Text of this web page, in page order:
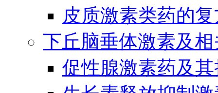
皮质激素类药的
下丘脑垂体激素及
促性腺激素药及